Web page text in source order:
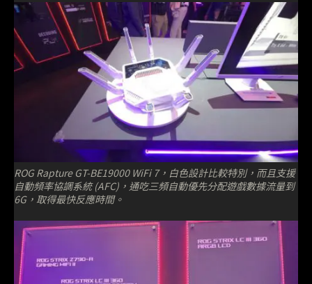
ROG Rapture GT-BE19000 WiFi 7，白色設計比較特別，而且支援
自動頻率協調系統 (AFC)，通吃三頻自動優先分配遊戲數據流量到
6G，取得最快反應時間。